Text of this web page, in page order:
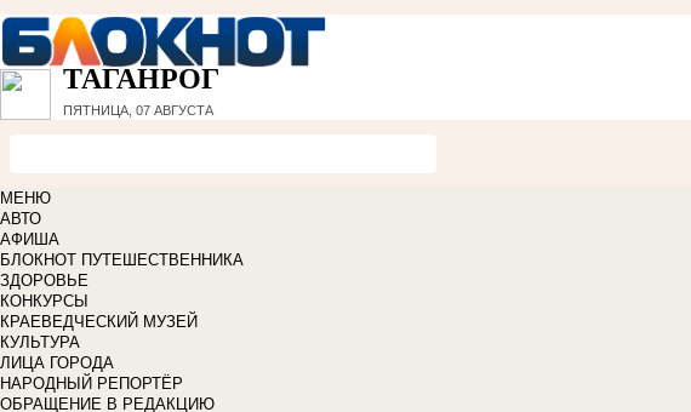
ТАГАНРОГ
ПЯТНИЦА, 07 АВГУСТА
МЕНЮ
АВТО
АФИША
БЛОКНОТ ПУТЕШЕСТВЕННИКА
ЗДОРОВЬЕ
КОНКУРСЫ
КРАЕВЕДЧЕСКИЙ МУЗЕЙ
КУЛЬТУРА
ЛИЦА ГОРОДА
НАРОДНЫЙ РЕПОРТЁР
ОБРАЩЕНИЕ В РЕДАКЦИЮ